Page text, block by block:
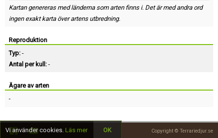
Kartan genereras med länderna som arten finns i. Det är med andra ord
ingen exakt karta över artens utbredning.
Reproduktion
Typ: -
Antal per kull: -
Ägare av arten
-
Copyright © Terrariedjur.se
Vi använder cookies. Läs mer OK